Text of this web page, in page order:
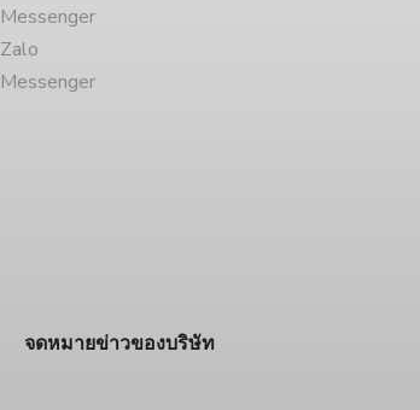
จดหมายข่าวของบริษัท
Messenger
Zalo
Messenger